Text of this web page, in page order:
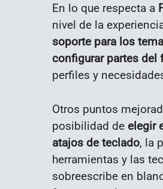
En lo que respecta a
nivel de la
soporte para los
configurar partes del
perfiles y
Otros puntos
posibilidad de elegir
atajos de teclado, la
herramientas y las
sobreescribe en